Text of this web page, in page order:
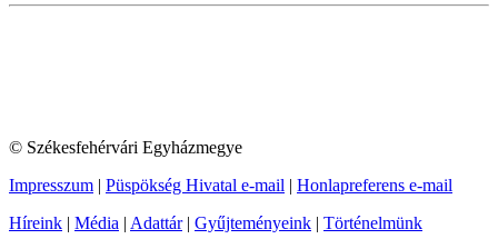
© Székesfehérvári Egyházmegye
Impresszum | Püspökség Hivatal e-mail | Honlapreferens e-mail
Híreink | Média | Adattár| Gyűjteményeink | Történelmünk